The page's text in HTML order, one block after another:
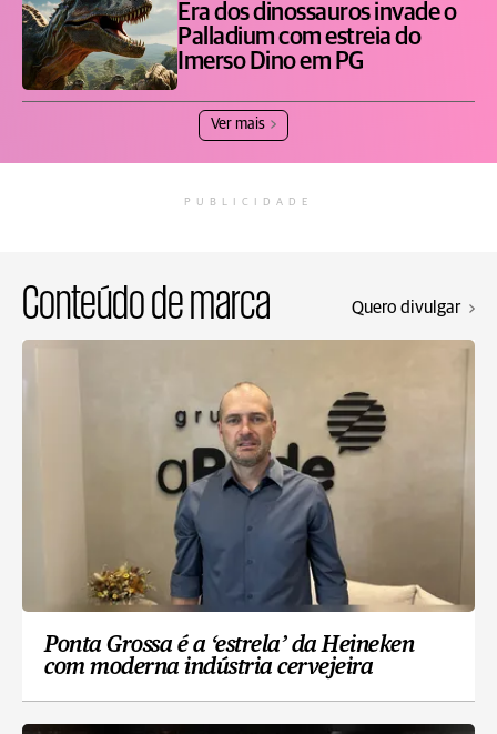
Era dos dinossauros invade o
Palladium com estreia do
Imerso Dino em PG
Ver mais
PUBLICIDADE
Conteúdo de marca Quero divulgar
Ponta Grossa é a ‘estrela’ da Heineken
com moderna indústria cervejeira